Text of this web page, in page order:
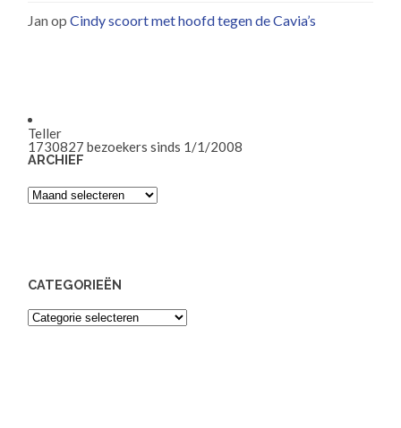
JanopCindy scoort met hoofd tegen de Cavia’s
Teller
1730827 bezoekers sinds 1/1/2008
ARCHIEF
Archief
CATEGORIEËN
Categorieën